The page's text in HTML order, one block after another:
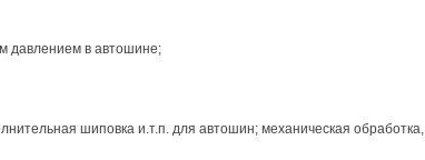
давлением в автошине;
шиповка и.т.п. для автошин; механическая обработка,